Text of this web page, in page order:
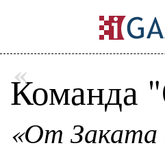
Команда
«От Заката
«